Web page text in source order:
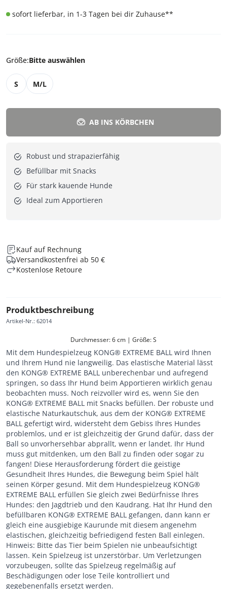
sofort lieferbar, in 1-3 Tagen bei dir Zuhause**
Größe:Bitte auswählen
S M/L
AB INS KÖRBCHEN
Robust und strapazierfähig
Befüllbar mit Snacks
Für stark kauende Hunde
Ideal zum Apportieren
Kauf auf Rechnung
Versandkostenfrei ab 50 €
Kostenlose Retoure
Produktbeschreibung
Artikel-Nr.: 62014
Durchmesser: 6 cm | Größe: S
Mit dem Hundespielzeug KONG® EXTREME BALL wird Ihnen
und Ihrem Hund nie langweilig. Das elastische Material lässt
den KONG® EXTREME BALL unberechenbar und aufregend
springen, so dass Ihr Hund beim Apportieren wirklich genau
beobachten muss. Noch reizvoller wird es, wenn Sie den
KONG® EXTREME BALL mit Snacks befüllen. Der robuste und
elastische Naturkautschuk, aus dem der KONG® EXTREME
BALL gefertigt wird, widersteht dem Gebiss Ihres Hundes
problemlos, und er ist gleichzeitig der Grund dafür, dass der
Ball so unvorhersehbar abprallt, wenn er landet. Ihr Hund
muss gut mitdenken, um den Ball zu finden oder sogar zu
fangen! Diese Herausforderung fördert die geistige
Gesundheit Ihres Hundes, die Bewegung beim Spiel hält
seinen Körper gesund. Mit dem Hundespielzeug KONG®
EXTREME BALL erfüllen Sie gleich zwei Bedürfnisse Ihres
Hundes: den Jagdtrieb und den Kaudrang. Hat Ihr Hund den
befüllbaren KONG® EXTREME BALL gefangen, dann kann er
gleich eine ausgiebige Kaurunde mit diesem angenehm
elastischen, gleichzeitig befriedigend festen Ball einlegen.
Hinweis: Bitte das Tier beim Spielen nie unbeaufsichtigt
lassen. Kein Spielzeug ist unzerstörbar. Um Verletzungen
vorzubeugen, sollte das Spielzeug regelmäßig auf
Beschädigungen oder lose Teile kontrolliert und
gegebenenfalls ersetzt werden.